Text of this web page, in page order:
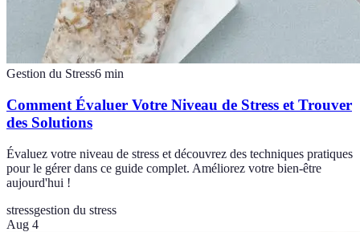
Gestion du Stress6 min
Comment Évaluer Votre Niveau de Stress et Trouver
des Solutions
Évaluez votre niveau de stress et découvrez des techniques pratiques
pour le gérer dans ce guide complet. Améliorez votre bien-être
aujourd'hui !
stressgestion du stress
Aug 4